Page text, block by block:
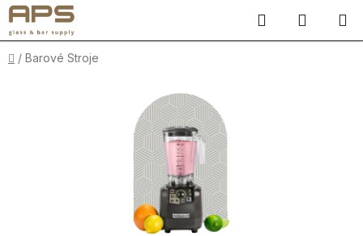
Přejít
na
obsah
Hledat
KOŠÍK
Domů
/ Barové Stroje